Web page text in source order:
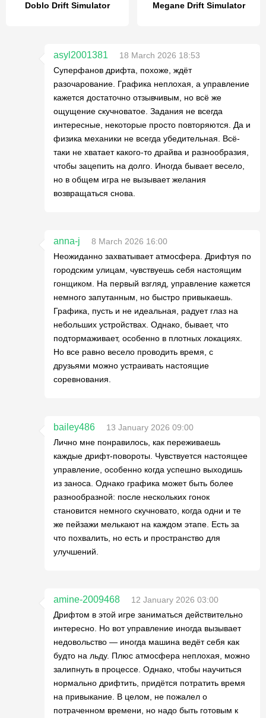
Doblo Drift Simulator Megane Drift Simulator
asyl2001381
18 March 2026 18:53
Суперфанов дрифта, похоже, ждёт
разочарование. Графика неплохая, а управление
кажется достаточно отзывчивым, но всё же
ощущение скучноватое. Задания не всегда
интересные, некоторые просто повторяются. Да и
физика механики не всегда убедительная. Всё-
таки не хватает какого-то драйва и разнообразия,
чтобы зацепить на долго. Иногда бывает весело,
но в общем игра не вызывает желания
возвращаться снова.
anna-j
8 March 2026 16:00
Неожиданно захватывает атмосфера. Дрифтуя по
городским улицам, чувствуешь себя настоящим
гонщиком. На первый взгляд, управление кажется
немного запутанным, но быстро привыкаешь.
Графика, пусть и не идеальная, радует глаз на
небольших устройствах. Однако, бывает, что
подтормаживает, особенно в плотных локациях.
Но все равно весело проводить время, с
друзьями можно устраивать настоящие
соревнования.
bailey486
13 January 2026 09:00
Лично мне понравилось, как переживаешь
каждые дрифт-повороты. Чувствуется настоящее
управление, особенно когда успешно выходишь
из заноса. Однако графика может быть более
разнообразной: после нескольких гонок
становится немного скучновато, когда одни и те
же пейзажи мелькают на каждом этапе. Есть за
что похвалить, но есть и пространство для
улучшений.
amine-2009468
12 January 2026 03:00
Дрифтом в этой игре заниматься действительно
интересно. Но вот управление иногда вызывает
недовольство — иногда машина ведёт себя как
будто на льду. Плюс атмосфера неплохая, можно
залипнуть в процессе. Однако, чтобы научиться
нормально дрифтить, придётся потратить время
на привыкание. В целом, не пожалел о
потраченном времени, но надо быть готовым к